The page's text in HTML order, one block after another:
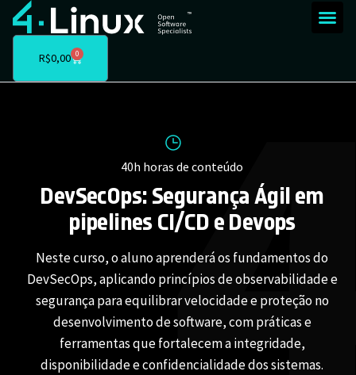
R$0,00 0
40h horas de conteúdo
DevSecOps: Segurança Ágil em
pipelines CI/CD e Devops
Neste curso, o aluno aprenderá os fundamentos do
DevSecOps, aplicando princípios de observabilidade e
segurança para equilibrar velocidade e proteção no
desenvolvimento de software, com práticas e
ferramentas que fortalecem a integridade,
disponibilidade e confidencialidade dos sistemas.